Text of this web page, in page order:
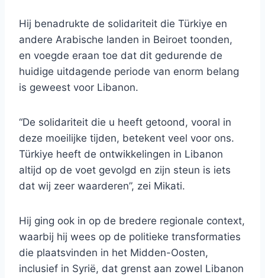
Hij benadrukte de solidariteit die Türkiye en
andere Arabische landen in Beiroet toonden,
en voegde eraan toe dat dit gedurende de
huidige uitdagende periode van enorm belang
is geweest voor Libanon.
“De solidariteit die u heeft getoond, vooral in
deze moeilijke tijden, betekent veel voor ons.
Türkiye heeft de ontwikkelingen in Libanon
altijd op de voet gevolgd en zijn steun is iets
dat wij zeer waarderen”, zei Mikati.
Hij ging ook in op de bredere regionale context,
waarbij hij wees op de politieke transformaties
die plaatsvinden in het Midden-Oosten,
inclusief in Syrië, dat grenst aan zowel Libanon